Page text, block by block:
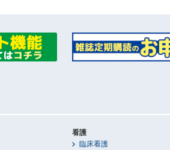
看護
臨床看護